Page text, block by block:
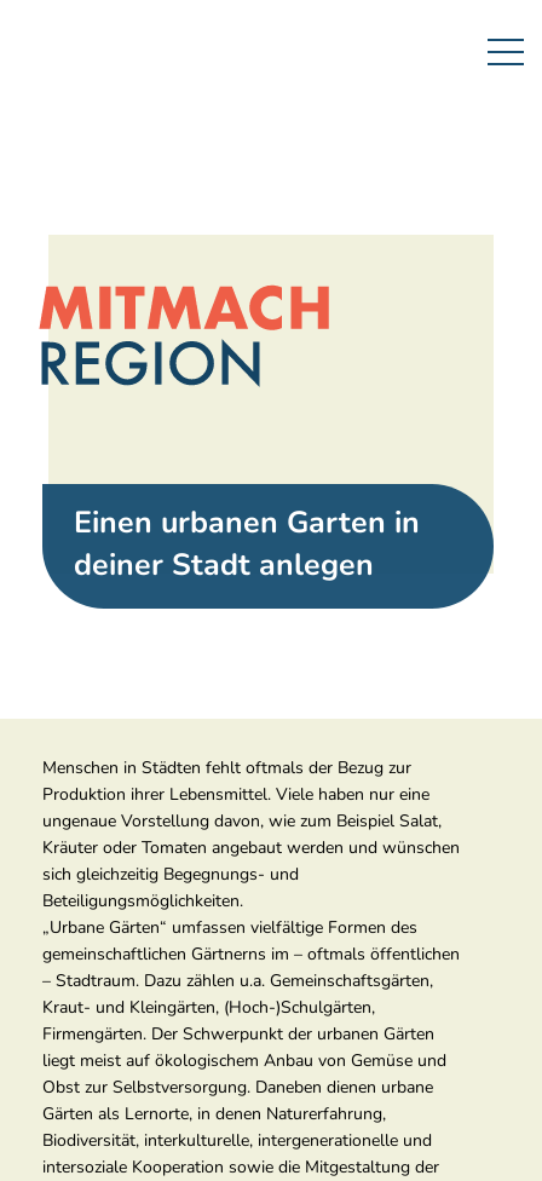
Einen urbanen Garten in
deiner Stadt anlegen
Menschen in Städten fehlt oftmals der Bezug zur
Produktion ihrer Lebensmittel. Viele haben nur eine
ungenaue Vorstellung davon, wie zum Beispiel Salat,
Kräuter oder Tomaten angebaut werden und wünschen
sich gleichzeitig Begegnungs- und
Beteiligungsmöglichkeiten.
„Urbane Gärten“ umfassen vielfältige Formen des
gemeinschaftlichen Gärtnerns im – oftmals öffentlichen
– Stadtraum. Dazu zählen u.a. Gemeinschaftsgärten,
Kraut- und Kleingärten, (Hoch-)Schulgärten,
Firmengärten. Der Schwerpunkt der urbanen Gärten
liegt meist auf ökologischem Anbau von Gemüse und
Obst zur Selbstversorgung. Daneben dienen urbane
Gärten als Lernorte, in denen Naturerfahrung,
Biodiversität, interkulturelle, intergenerationelle und
intersoziale Kooperation sowie die Mitgestaltung der